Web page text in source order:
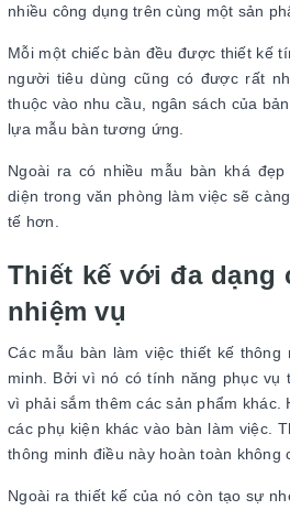
nhiều công dụng trên cùng một sản
Mỗi một chiếc bàn đều được thiết kế
người tiêu dùng cũng có được rất
thuộc vào nhu cầu, ngân sách của
lựa mẫu bàn tương ứng.
Ngoài ra có nhiều mẫu bàn khá
diện trong văn phòng làm việc sẽ
tế hơn.
Thiết kế với đa dạng
nhiệm vụ
Các mẫu bàn làm việc thiết kế thông
minh. Bởi vì nó có tính năng phục vụ
vì phải sắm thêm các sản phẩm khác.
các phụ kiện khác vào bàn làm việc.
thông minh điều này hoàn toàn không
Ngoài ra thiết kế của nó còn tạo sự